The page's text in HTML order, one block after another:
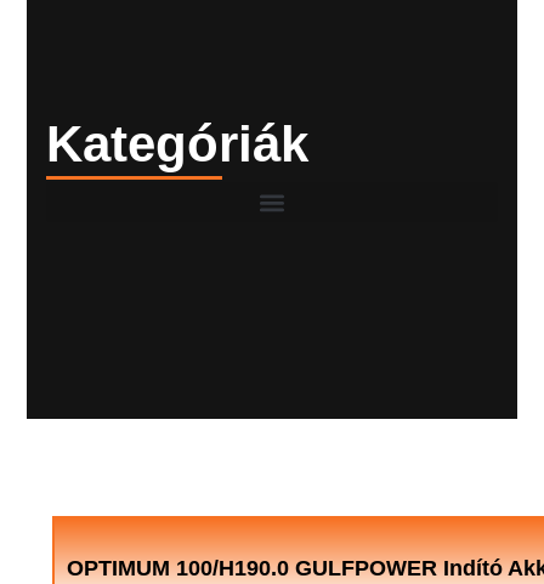
Kategóriák
OPTIMUM 100/H190.0 GULFPOWER Indító